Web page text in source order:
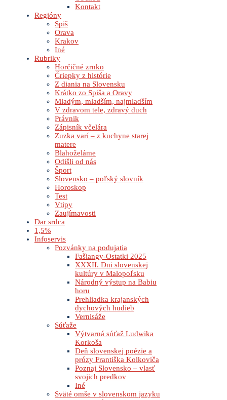
Kontakt
Regióny
Spiš
Orava
Krakov
Iné
Rubriky
Horčičné zrnko
Čriepky z histórie
Z diania na Slovensku
Krátko zo Spiša a Oravy
Mladým, mladším, najmladším
V zdravom tele, zdravý duch
Právnik
Zápisník včelára
Zuzka varí – z kuchyne starej
matere
Blahoželáme
Odišli od nás
Šport
Slovensko – poľský slovník
Horoskop
Test
Vtipy
Zaujímavosti
Dar srdca
1,5%
Infoservis
Pozvánky na podujatia
Fašiangy-Ostatki 2025
XXXII. Dni slovenskej
kultúry v Malopoľsku
Národný výstup na Babiu
horu
Prehliadka krajanských
dychových hudieb
Vernisáže
Súťaže
Výtvarná súťaž Ludwika
Korkoša
Deň slovenskej poézie a
prózy Františka Kolkoviča
Poznaj Slovensko – vlasť
svojich predkov
Iné
Sväté omše v slovenskom jazyku